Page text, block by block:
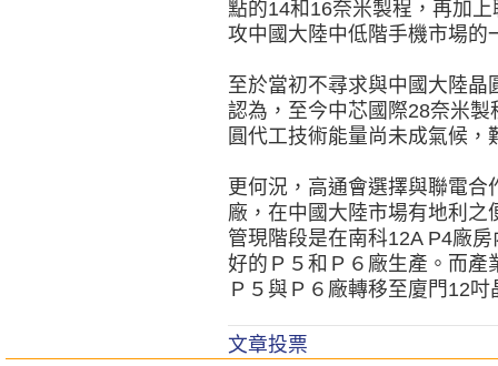
點的14和16奈米製程，再加
攻中國大陸中低階手機市場的
至於當初不尋求與中國大陸
認為，至今中芯國際28奈米
圓代工技術能量尚未成氣候
更何況，高通會選擇與聯電
廠，在中國大陸市場有地利
管現階段是在南科12A P4廠
好的Ｐ５和Ｐ６廠生產。而產
Ｐ５與Ｐ６廠轉移至廈門12
文章投票